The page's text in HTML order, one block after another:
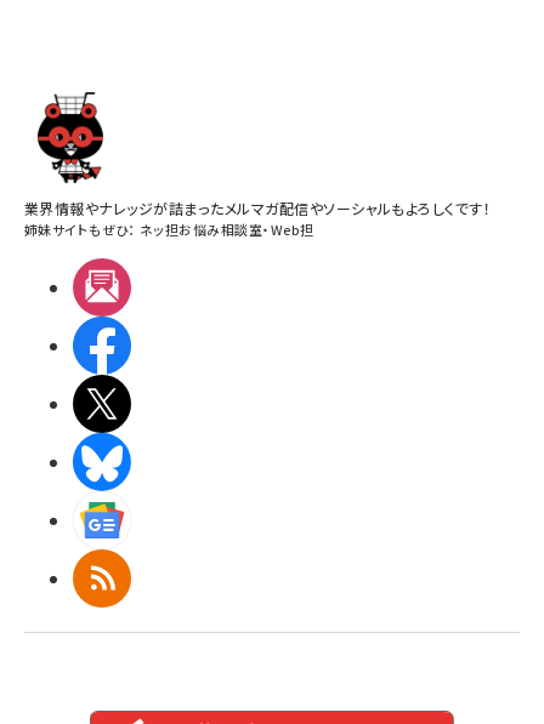
業界情報やナレッジが詰まったメルマガ配信やソーシャルもよろしくです！
姉妹サイトもぜひ： ネッ担お悩み相談室・Web担
RSS